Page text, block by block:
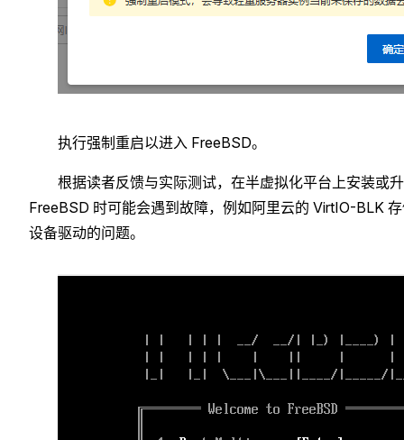
执行强制重启以进入 FreeBSD。
根据读者反馈与实际测试，在半虚拟化平台上安装或
FreeBSD 时可能会遇到故障，例如阿里云的 VirtIO-BLK
设备驱动的问题。